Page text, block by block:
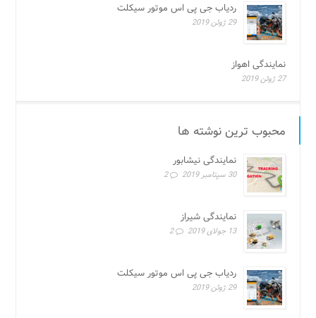
ردیاب جی پی اس موتور سیکلت
29 ژوئن 2019
نمایندگی اهواز
27 ژوئن 2019
محبوب ترین نوشته ها
نمایندگی نیشابور
30 سپتامبر 2019 2
نمایندگی شیراز
13 جولای 2019 2
ردیاب جی پی اس موتور سیکلت
29 ژوئن 2019